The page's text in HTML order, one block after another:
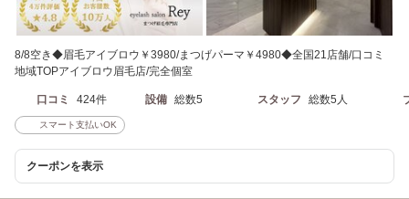
8/8空き◆眉毛アイブロウ￥3980/まつげパーマ￥4980◆全国21店舗/口コミ
地域TOPアイブロウ眉毛店/完全個室
口コミ 424件 設備 総数5 スタッフ 総数5人
スマート支払いOK
クーポンを表示